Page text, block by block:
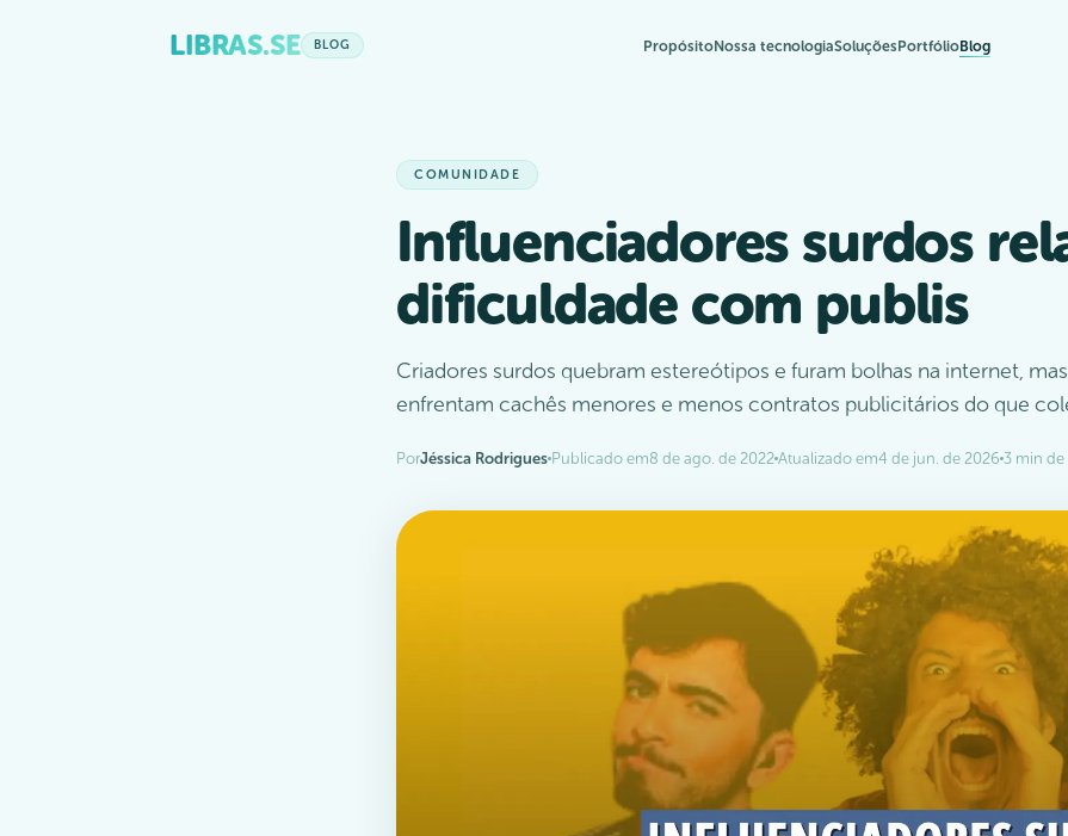
LIBRAS.SE BLOG PropósitoNossa tecnologiaSoluçõesPortfólioBlog
COMUNIDADE
Influenciadores surdos
dificuldade com publis
Criadores surdos quebram estereótipos e furam bolhas na internet,
enfrentam cachês menores e menos contratos publicitários do que
PorJéssica Rodrigues Publicado em8 de ago. de 2022 Atualizado em4 de jun. de 2026 3 min de